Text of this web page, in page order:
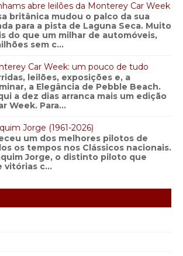
abre leilões da Monterey Car Week
britânica mudou o palco da sua
para a pista de Laguna Seca. Muito
do que um milhar de automóveis,
sem c...
Car Week: um pouco de tudo
leilões, exposições e, a
a Elegância de Pebble Beach.
a dez dias arranca mais um edição
Week. Para...
Jorge (1961-2026)
um dos melhores pilotos de
os tempos nos Clássicos nacionais.
Jorge, o distinto piloto que
c...